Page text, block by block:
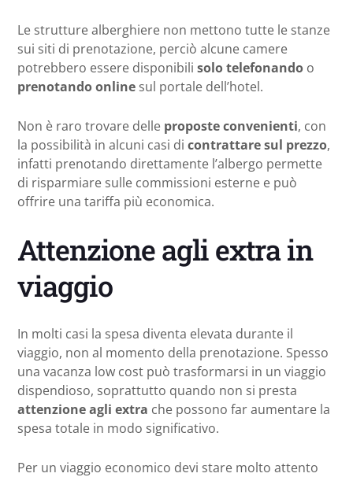
Le strutture alberghiere non mettono tutte le stanze
sui siti di prenotazione, perciò alcune camere
potrebbero essere disponibili solo telefonando o
prenotando online sul portale dell’hotel.
Non è raro trovare delle proposte convenienti, con
la possibilità in alcuni casi di contrattare sul prezzo,
infatti prenotando direttamente l’albergo permette
di risparmiare sulle commissioni esterne e può
offrire una tariffa più economica.
Attenzione agli extra in
viaggio
In molti casi la spesa diventa elevata durante il
viaggio, non al momento della prenotazione. Spesso
una vacanza low cost può trasformarsi in un viaggio
dispendioso, soprattutto quando non si presta
attenzione agli extra che possono far aumentare la
spesa totale in modo significativo.
Per un viaggio economico devi stare molto attento